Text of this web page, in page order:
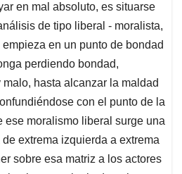
en mal absoluto, es situarse
de tipo liberal - moralista,
en un punto de bondad
perdiendo bondad,
hasta alcanzar la maldad
con el punto de la
ese moralismo liberal surge una
extrema izquierda a extrema
sobre esa matriz a los actores